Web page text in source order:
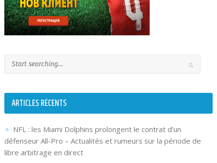
ARTICLES RÉCENTS
NFL : les Miami Dolphins prolongent le contrat d’un
défenseur All-Pro – Actualités et rumeurs sur la période de
libre arbitrage en direct